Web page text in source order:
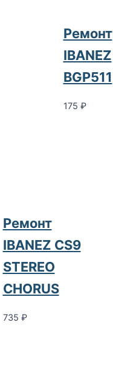
Ремонт
IBANEZ
BGP511
175 ₽
Ремонт
IBANEZ CS9
STEREO
CHORUS
735 ₽